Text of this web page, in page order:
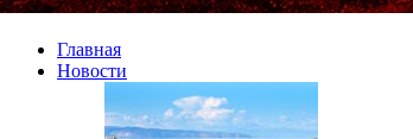
Главная
Новости